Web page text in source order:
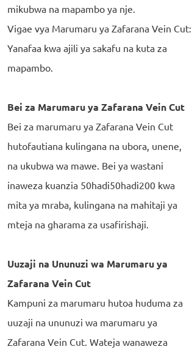
mikubwa na mapambo ya nje.
Vigae vya Marumaru ya Zafarana Vein Cut:
Yanafaa kwa ajili ya sakafu na kuta za
mapambo.
Bei za Marumaru ya Zafarana Vein Cut
Bei za marumaru ya Zafarana Vein Cut
hutofautiana kulingana na ubora, unene,
na ukubwa wa mawe. Bei ya wastani
inaweza kuanzia 50hadi50hadi200 kwa
mita ya mraba, kulingana na mahitaji ya
mteja na gharama za usafirishaji.
Uuzaji na Ununuzi wa Marumaru ya
Zafarana Vein Cut
Kampuni za marumaru hutoa huduma za
uuzaji na ununuzi wa marumaru ya
Zafarana Vein Cut. Wateja wanaweza